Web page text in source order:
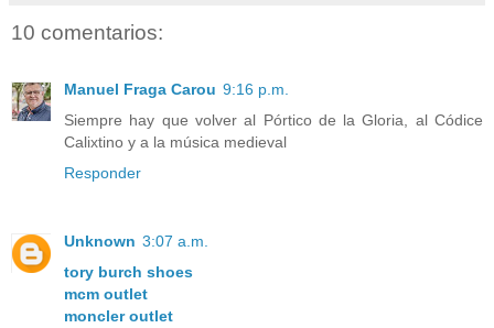
10 comentarios:
Manuel Fraga Carou 9:16 p.m.
Siempre hay que volver al Pórtico de la Gloria, al Códice
Calixtino y a la música medieval
Responder
Unknown 3:07 a.m.
tory burch shoes
mcm outlet
moncler outlet